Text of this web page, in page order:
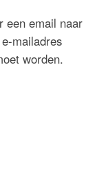
een email naar
mailadres
worden.